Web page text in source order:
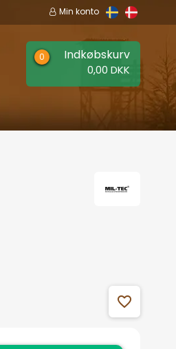
Min konto
Indkøbskurv
0,00 DKK
favorite_outline